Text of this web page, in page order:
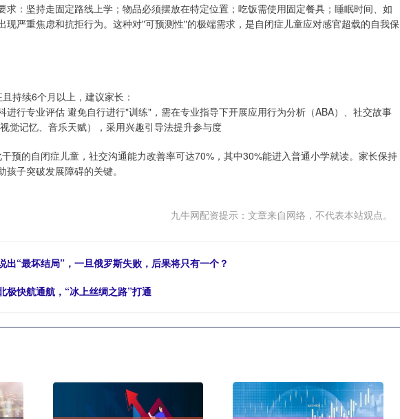
求：坚持走固定路线上学；物品必须摆放在特定位置；吃饭需使用固定餐具；睡眠时间、如
现严重焦虑和抗拒行为。这种对"可预测性"的极端需求，是自闭症儿童应对感官超载的自我保
持续6个月以上，建议家长：
进行专业评估 避免自行进行"训练"，需在专业指导下开展应用行为分析（ABA）、社交故事
觉记忆、音乐天赋），采用兴趣引导法提升参与度
预的自闭症儿童，社交沟通能力改善率可达70%，其中30%能进入普通小学就读。家长保持
子突破发展障碍的关键。
九牛网配资提示：文章来自网络，不代表本站观点。
出“最坏结局”，一旦俄罗斯失败，后果将只有一个？
极快航通航，“冰上丝绸之路”打通